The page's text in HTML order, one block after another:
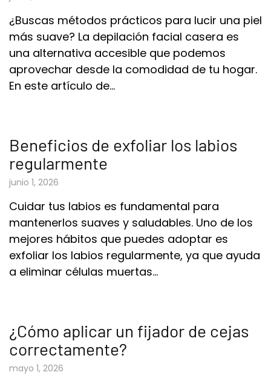
¿Buscas métodos prácticos para lucir una piel
más suave? La depilación facial casera es
una alternativa accesible que podemos
aprovechar desde la comodidad de tu hogar.
En este artículo de…
Beneficios de exfoliar los labios
regularmente
junio 1, 2026
Cuidar tus labios es fundamental para
mantenerlos suaves y saludables. Uno de los
mejores hábitos que puedes adoptar es
exfoliar los labios regularmente, ya que ayuda
a eliminar células muertas…
¿Cómo aplicar un fijador de cejas
correctamente?
mayo 1, 2026